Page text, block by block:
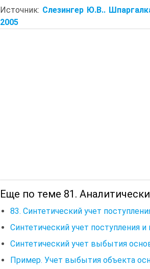
Источник: Слезингер Ю.В..
2005
Еще по теме 81.
83. Синтетический учет
Синтетический учет поступления
Синтетический учет выбытия
Пример. Учет выбытия объекта